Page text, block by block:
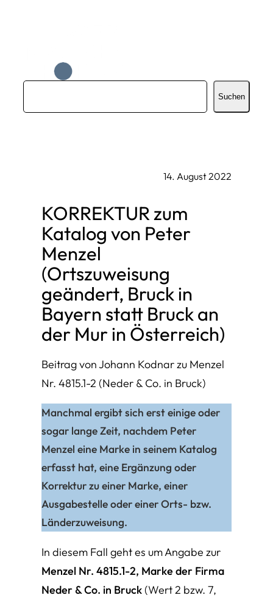
u
Suchen
14. August 2022
KORREKTUR zum
Katalog von Peter
Menzel
(Ortszuweisung
geändert, Bruck in
Bayern statt Bruck an
der Mur in Österreich)
Beitrag von Johann Kodnar zu Menzel
Nr. 4815.1-2 (Neder & Co. in Bruck)
Manchmal ergibt sich erst einige oder
sogar lange Zeit, nachdem Peter
Menzel eine Marke in seinem Katalog
erfasst hat, eine Ergänzung oder
Korrektur zu einer Marke, einer
Ausgabestelle oder einer Orts- bzw.
Länderzuweisung.
In diesem Fall geht es um Angabe zur
Menzel Nr. 4815.1-2, Marke der Firma
Neder & Co. in Bruck (Wert 2 bzw. 7,